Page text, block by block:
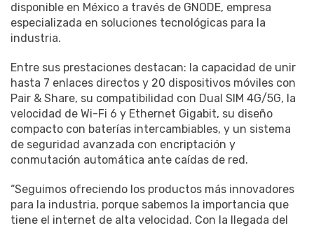
disponible en México a través de GNODE, empresa
especializada en soluciones tecnológicas para la
industria.
Entre sus prestaciones destacan: la capacidad de unir
hasta 7 enlaces directos y 20 dispositivos móviles con
Pair & Share, su compatibilidad con Dual SIM 4G/5G, la
velocidad de Wi-Fi 6 y Ethernet Gigabit, su diseño
compacto con baterías intercambiables, y un sistema
de seguridad avanzada con encriptación y
conmutación automática ante caídas de red.
“Seguimos ofreciendo los productos más innovadores
para la industria, porque sabemos la importancia que
tiene el internet de alta velocidad. Con la llegada del